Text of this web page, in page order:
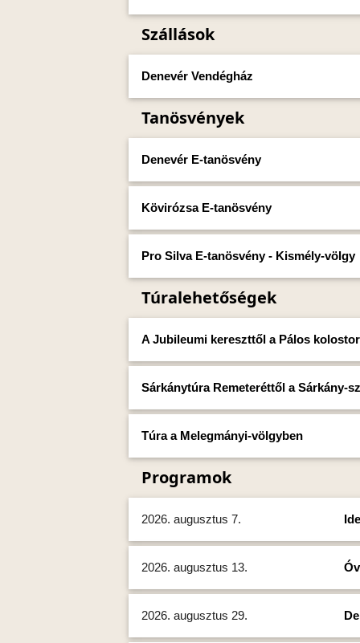
Szállások
Denevér Vendégház
Tanösvények
Denevér E-tanösvény
Kövirózsa E-tanösvény
Pro Silva E-tanösvény - Kismély-völgy
Túralehetőségek
A Jubileumi kereszttől a Pálos
Sárkánytúra Remeteréttől a Sárkány-
Túra a Melegmányi-völgyben
Programok
2026. augusztus 7.
2026. augusztus 13.
2026. augusztus 29.